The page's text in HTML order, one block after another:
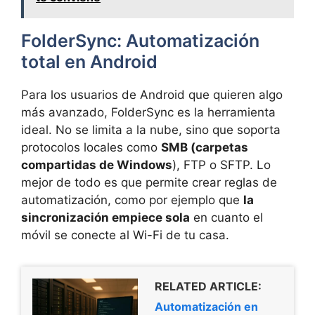
FolderSync: Automatización
total en Android
Para los usuarios de Android que quieren algo
más avanzado, FolderSync es la herramienta
ideal. No se limita a la nube, sino que soporta
protocolos locales como SMB (carpetas
compartidas de Windows), FTP o SFTP. Lo
mejor de todo es que permite crear reglas de
automatización, como por ejemplo que la
sincronización empiece sola en cuanto el
móvil se conecte al Wi-Fi de tu casa.
RELATED ARTICLE:
Automatización en